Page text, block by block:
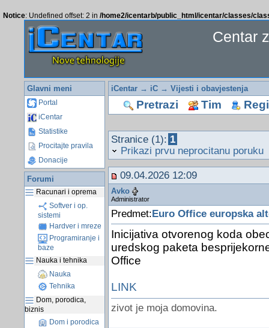
Notice: Undefined offset: 2 in /home2/icentarb/public_html/icentar/classes/
Centar
Glavni meni
Portal
iCentar
Statistike
Procitajte pravila
Donacije
Forumi
Racunari i oprema
Softver i op.
sistemi
Hardver i mreze
Programiranje i
baze
Nauka i tehnika
Nauka
Tehnika
Dom, porodica,
biznis
Dom i porodica
iCentar→ iC→ Vijesti i obavjestenja
Pretrazi Tim
Stranice (1): 1
Prikazi prvu neprocitanu poruku
09.04.2026 12:09
Avko
Administrator
Predmet: Euro Office europska
Inicijativa otvorenog koda
uredskog paketa
Office
LINK
zivot je moja domovina.